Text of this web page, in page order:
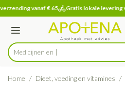
Ga naar de inhoud
1 van 1vanaf € 65 Gratis lokale levering
Menu
Product, merk, categorie...
Home / Dieet, voeding en vitamines /